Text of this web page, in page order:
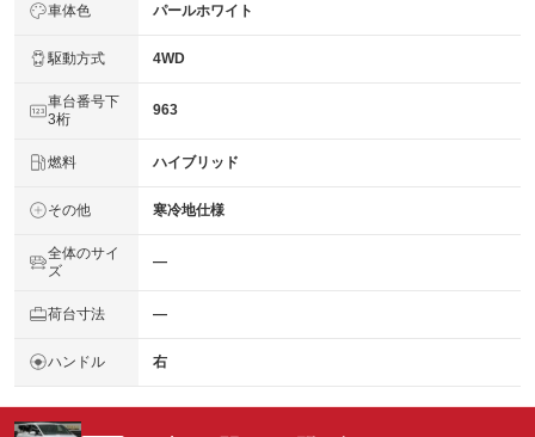
車体色 パールホワイト
駆動方式 4WD
車台番号下
3桁
963
燃料 ハイブリッド
その他 寒冷地仕様
全体のサイ
ズ
―
荷台寸法 ―
ハンドル 右